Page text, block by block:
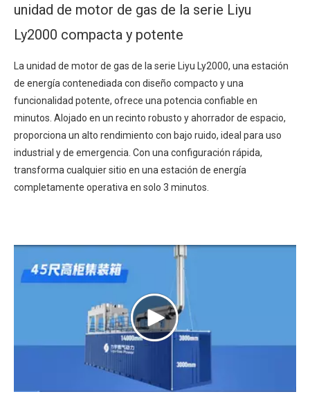
unidad de motor de gas de la serie Liyu
Ly2000 compacta y potente
La unidad de motor de gas de la serie Liyu Ly2000, una estación
de energía contenediada con diseño compacto y una
funcionalidad potente, ofrece una potencia confiable en
minutos. Alojado en un recinto robusto y ahorrador de espacio,
proporciona un alto rendimiento con bajo ruido, ideal para uso
industrial y de emergencia. Con una configuración rápida,
transforma cualquier sitio en una estación de energía
completamente operativa en solo 3 minutos.